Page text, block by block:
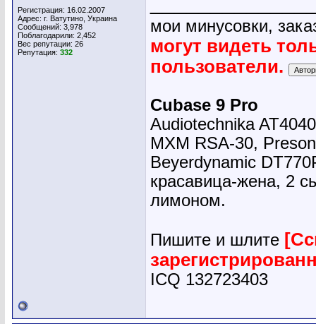
Регистрация: 16.02.2007
Адрес: г. Ватутино, Украина
Сообщений: 3,978
Поблагодарили: 2,452
Вес репутации: 26
Репутация: 332
мои минусовки,
могут видеть
пользователи.
Cubase 9 Pro
Audiotechnika
MXM RSA-30,
Beyerdynamic
красавица-жена, 2
лимоном.
Пишите и шлите
ICQ 132723403